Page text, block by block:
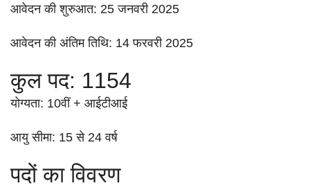
आवेदन की शुरुआत: 25 जनवरी 2025
आवेदन की अंतिम तिथि: 14 फरवरी 2025
कुल पद: 1154
योग्यता: 10वीं + आईटीआई
आयु सीमा: 15 से 24 वर्ष
पदों का विवरण